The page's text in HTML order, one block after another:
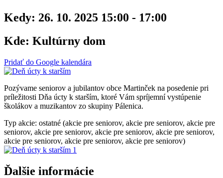
Kedy: 26. 10. 2025 15:00 - 17:00
Kde: Kultúrny dom
Pridať do Google kalendára
Pozývame seniorov a jubilantov obce Martinček na posedenie pri
príležitosti Dňa úcty k starším, ktoré Vám spríjemní vystúpenie
školákov a muzikantov zo skupiny Pálenica.
Typ akcie: ostatné (akcie pre seniorov, akcie pre seniorov, akcie pre
seniorov, akcie pre seniorov, akcie pre seniorov, akcie pre seniorov,
akcie pre seniorov, akcie pre seniorov, akcie pre seniorov)
Ďalšie informácie